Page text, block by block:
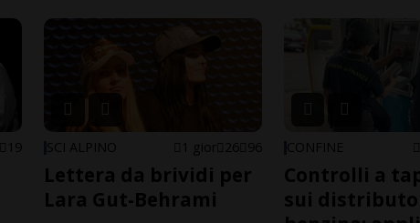
19 SCI ALPINO 1 gior 26 96
Lettera da brividi per
Lara Gut-Behrami
CONFINE
Controlli a
sui